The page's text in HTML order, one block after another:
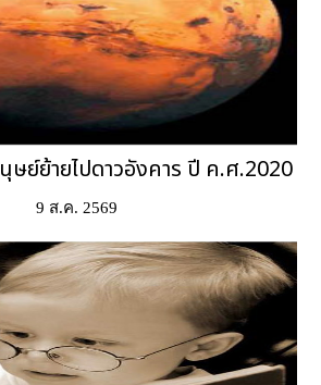
ย์ย้ายไปดาวอังคาร ปี ค.ศ.2020
9 ส.ค. 2569